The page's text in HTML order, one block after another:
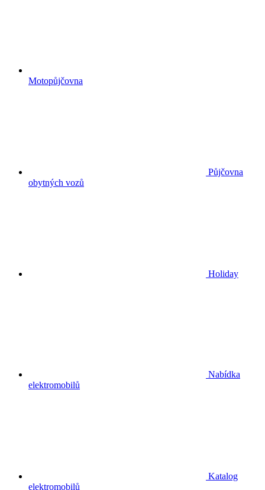
Motopůjčovna
Půjčovna
obytných vozů
Holiday
Nabídka
elektromobilů
Katalog
elektromobilů